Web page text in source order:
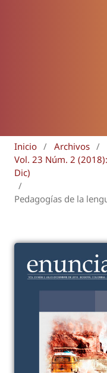
Inicio / Archivos /
Vol. 23 Núm. 2
Dic)
/
Pedagogías de la